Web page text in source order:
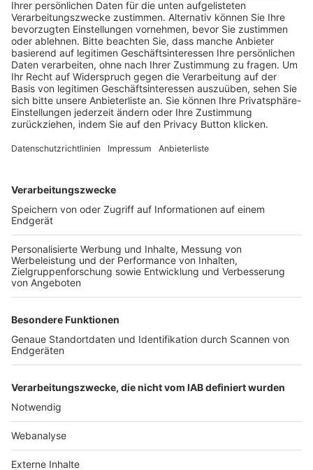
Schulungsangebot Vereinsmitarbeiter
BFV-Geschäftsstellen
Trainerbörse
Login SpielPlus
FOLGE DEM BFV
TOP-VEREINE
TOP-PARTNER
Nutzungsbedingungen Datenschutz Impressum